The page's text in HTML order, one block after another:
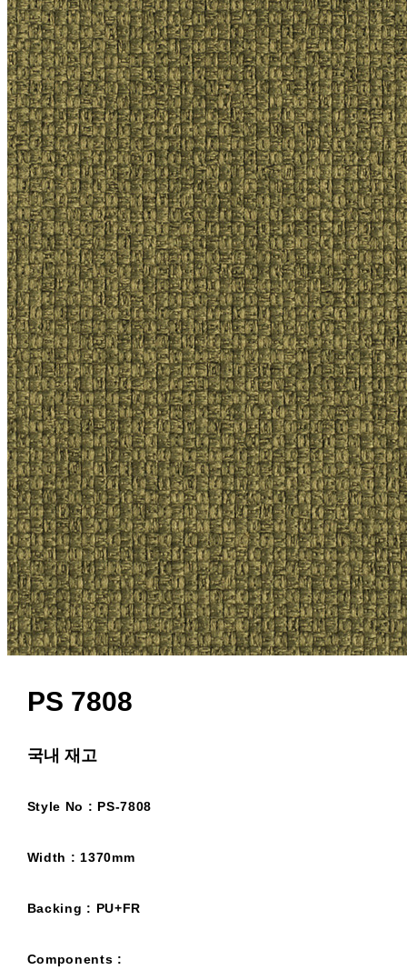
PS 7808
국내 재고
Style No : PS-7808
Width : 1370mm
Backing : PU+FR
Components :